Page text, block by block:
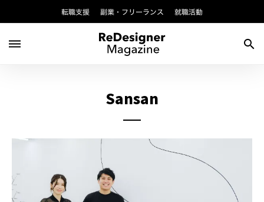
転職支援 副業・フリーランス 就職活動
dehaze search
Sansan